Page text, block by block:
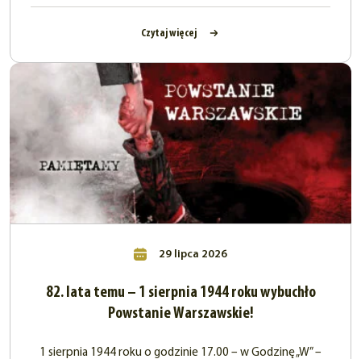
Czytaj więcej
29 lipca 2026
82. lata temu – 1 sierpnia 1944 roku wybuchło
Powstanie Warszawskie!
1 sierpnia 1944 roku o godzinie 17.00 – w Godzinę „W” –